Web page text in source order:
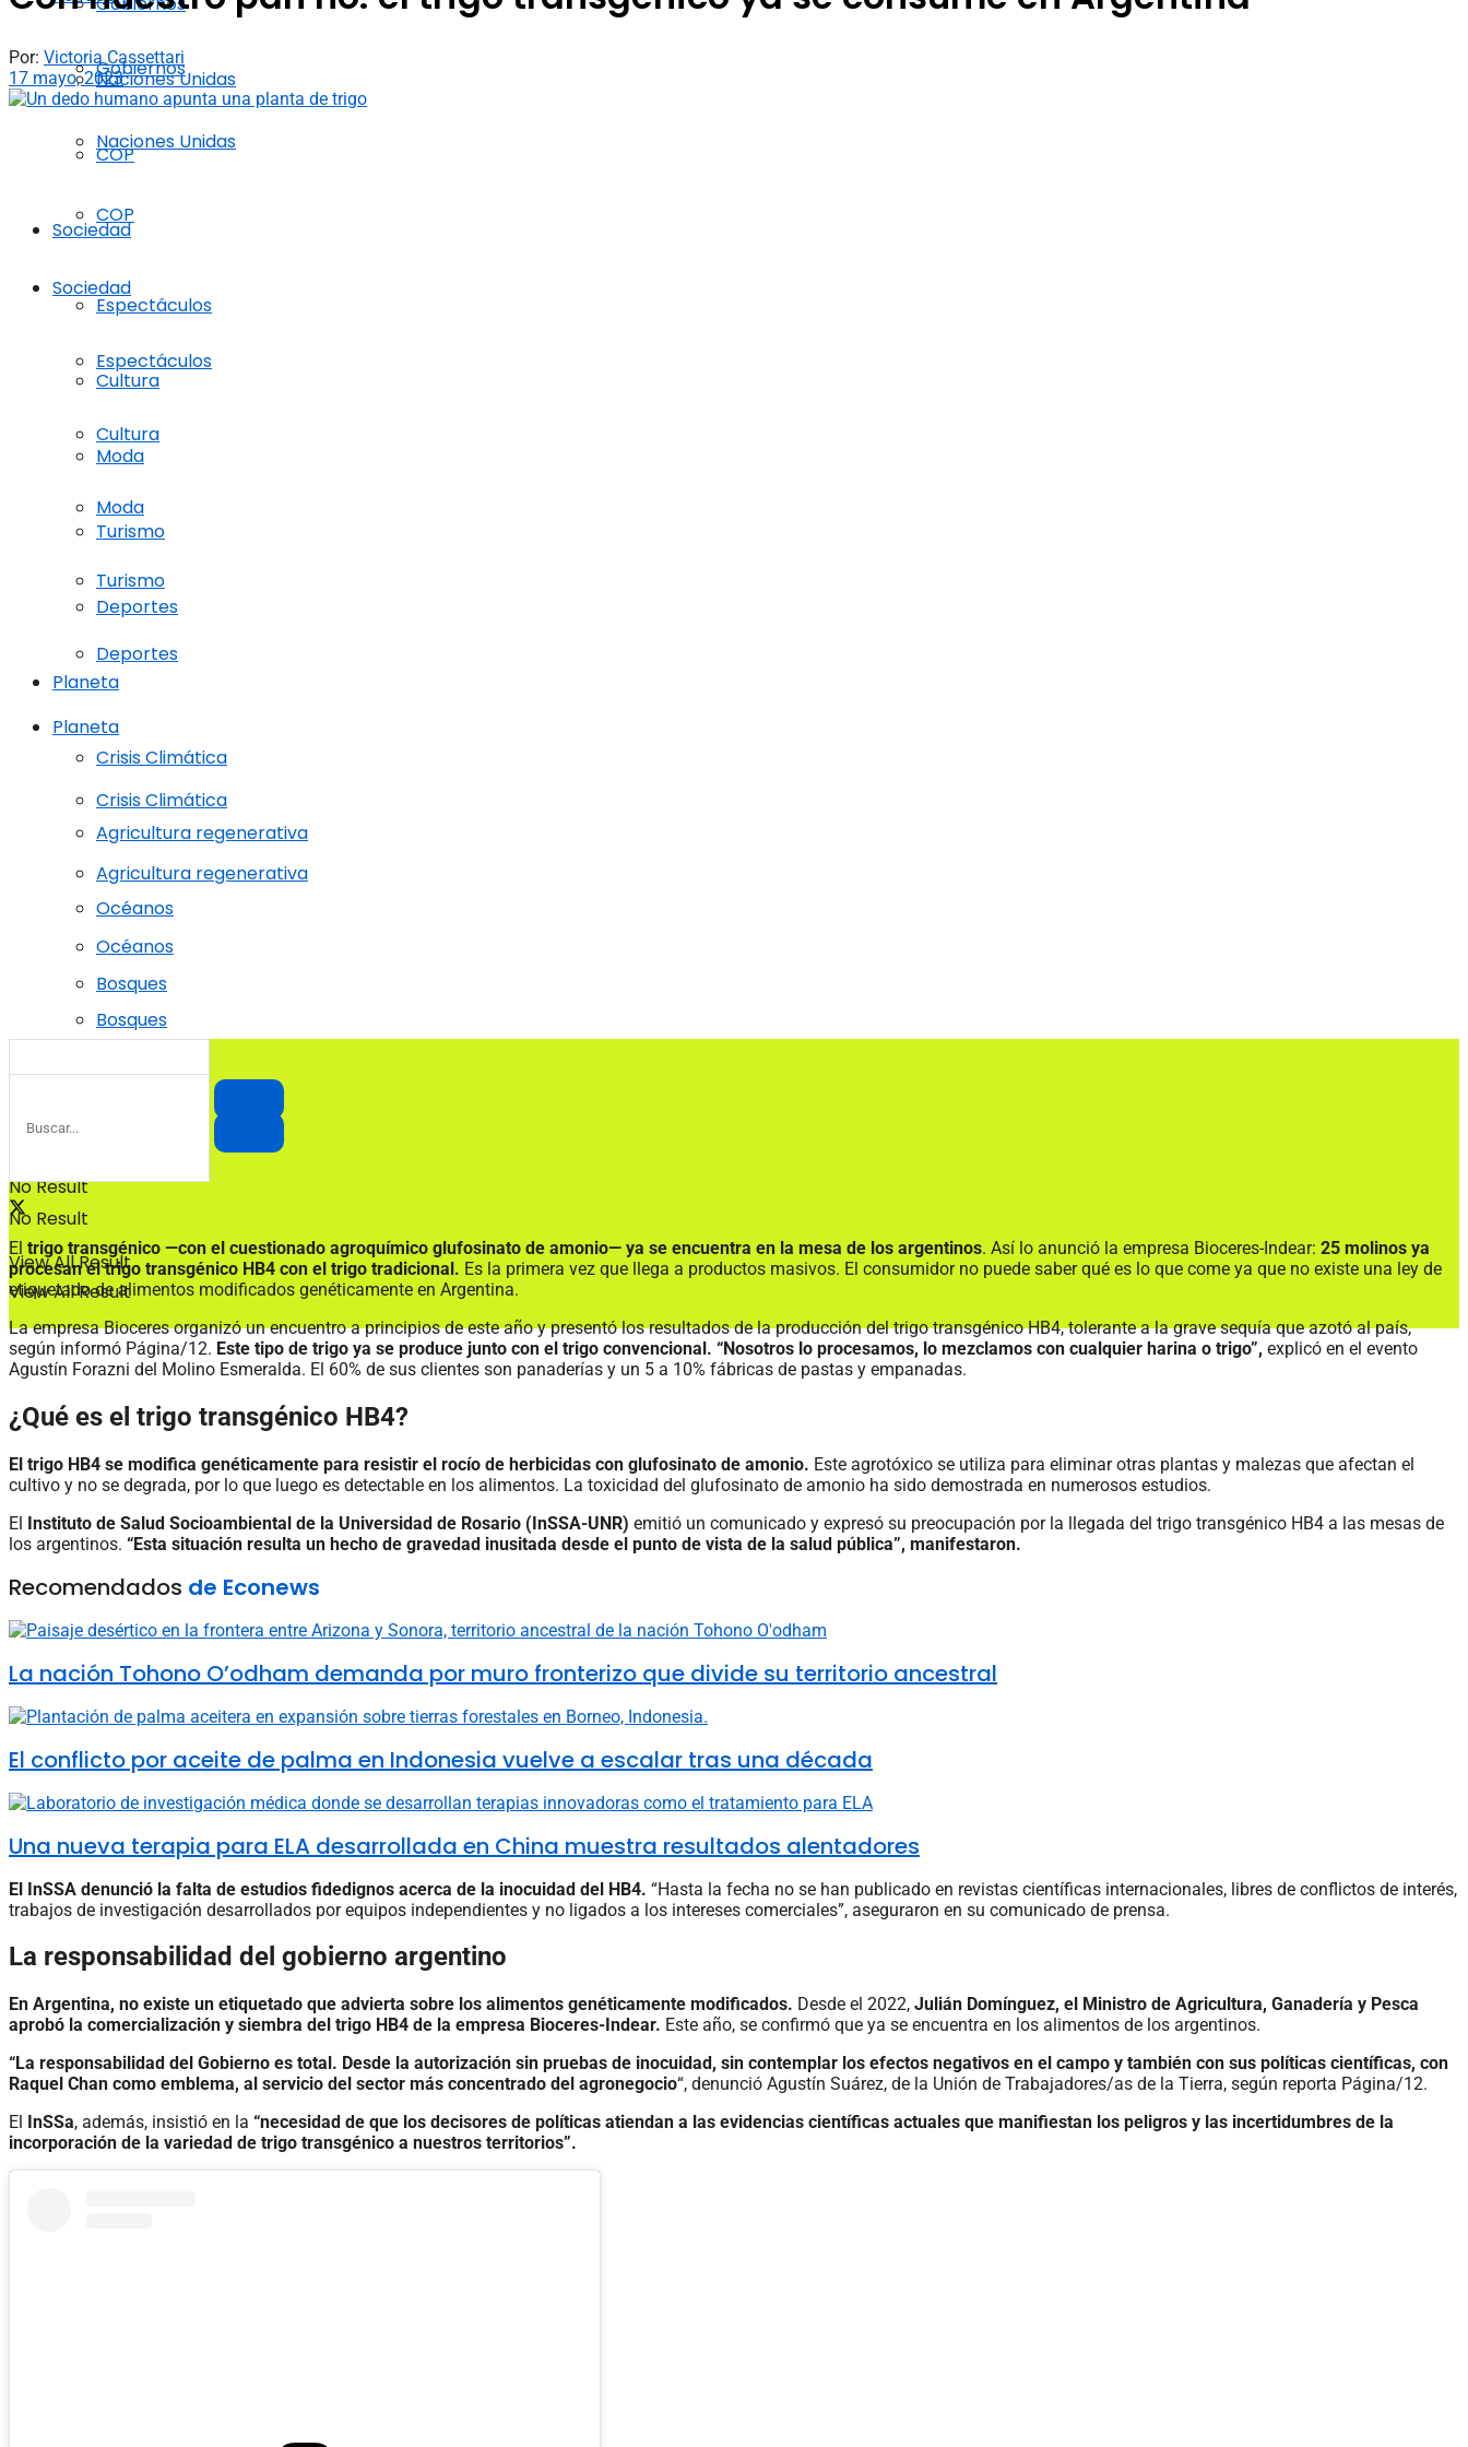
Naciones Unidas
COP
Sociedad
Espectáculos
Cultura
Moda
Turismo
Deportes
Planeta
Crisis Climática
Agricultura regenerativa
Océanos
Bosques
No Result
View All Result
Gobiernos
Naciones Unidas
COP
Sociedad
Espectáculos
Cultura
Moda
Turismo
Deportes
Planeta
Crisis Climática
Agricultura regenerativa
Océanos
Bosques
No Result
View All Result
Por: Victoria Cassettari
17 mayo, 2023
El trigo transgénico —con el cuestionado agroquímico glufosinato de amonio— ya se encuentra en la mesa de los argentinos. Así lo anunció la empresa Bioceres-Indear: 25 molinos ya
procesan el trigo transgénico HB4 con el trigo tradicional. Es la primera vez que llega a productos masivos. El consumidor no puede saber qué es lo que come ya que no existe una ley de
etiquetado de alimentos modificados genéticamente en Argentina.
La empresa Bioceres organizó un encuentro a principios de este año y presentó los resultados de la producción del trigo transgénico HB4, tolerante a la grave sequía que azotó al país,
según informó Página/12. Este tipo de trigo ya se produce junto con el trigo convencional. “Nosotros lo procesamos, lo mezclamos con cualquier harina o trigo”, explicó en el evento
Agustín Forazni del Molino Esmeralda. El 60% de sus clientes son panaderías y un 5 a 10% fábricas de pastas y empanadas.
¿Qué es el trigo transgénico HB4?
El trigo HB4 se modifica genéticamente para resistir el rocío de herbicidas con glufosinato de amonio. Este agrotóxico se utiliza para eliminar otras plantas y malezas que afectan el
cultivo y no se degrada, por lo que luego es detectable en los alimentos. La toxicidad del glufosinato de amonio ha sido demostrada en numerosos estudios.
El Instituto de Salud Socioambiental de la Universidad de Rosario (InSSA-UNR) emitió un comunicado y expresó su preocupación por la llegada del trigo transgénico HB4 a las mesas de
los argentinos. “Esta situación resulta un hecho de gravedad inusitada desde el punto de vista de la salud pública”, manifestaron.
Recomendados de Econews
La nación Tohono O’odham demanda por muro fronterizo que divide su territorio ancestral
El conflicto por aceite de palma en Indonesia vuelve a escalar tras una década
Una nueva terapia para ELA desarrollada en China muestra resultados alentadores
El InSSA denunció la falta de estudios fidedignos acerca de la inocuidad del HB4. “Hasta la fecha no se han publicado en revistas científicas internacionales, libres de conflictos de interés,
trabajos de investigación desarrollados por equipos independientes y no ligados a los intereses comerciales”, aseguraron en su comunicado de prensa.
La responsabilidad del gobierno argentino
En Argentina, no existe un etiquetado que advierta sobre los alimentos genéticamente modificados. Desde el 2022, Julián Domínguez, el Ministro de Agricultura, Ganadería y Pesca
aprobó la comercialización y siembra del trigo HB4 de la empresa Bioceres-Indear. Este año, se confirmó que ya se encuentra en los alimentos de los argentinos.
“La responsabilidad del Gobierno es total. Desde la autorización sin pruebas de inocuidad, sin contemplar los efectos negativos en el campo y también con sus políticas científicas, con
Raquel Chan como emblema, al servicio del sector más concentrado del agronegocio“, denunció Agustín Suárez, de la Unión de Trabajadores/as de la Tierra, según reporta Página/12.
El
InSSa, además, insistió en la “necesidad de que los decisores de políticas atiendan a las evidencias científicas actuales que manifiestan los peligros y las incertidumbres de la
incorporación de la variedad de trigo transgénico a nuestros territorios”.